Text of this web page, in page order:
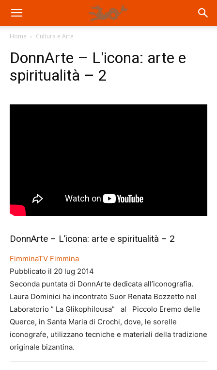
Home Cultura e Arte
DonnArte – L'icona: arte e
spiritualità – 2
DonnArte – L’icona: arte e spiritualità – 2
FimminaTV Fimmina
Pubblicato il 20 lug 2014
Seconda puntata di DonnArte dedicata all’iconografia.
Laura Dominici ha incontrato Suor Renata Bozzetto nel
Laboratorio ” La Glikophilousa” al Piccolo Eremo delle
Querce, in Santa Maria di Crochi, dove, le sorelle
iconografe, utilizzano tecniche e materiali della tradizione
originale bizantina.